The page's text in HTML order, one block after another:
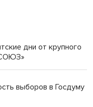
дни от крупного
выборов в Госдуму